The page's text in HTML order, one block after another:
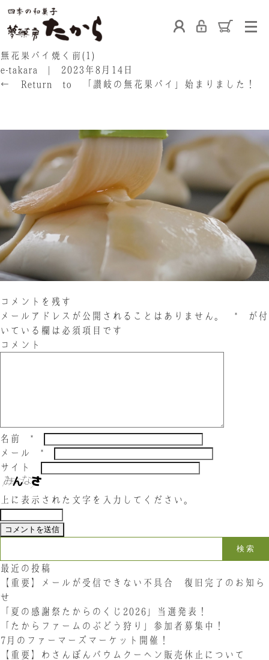
ホーム
たからの上生菓子
ブログ 採用情報
LINE Instagram
無花果パイ焼く前(1)
e-takara
2023年8月14日
←
Return to 「讃岐の無花果パイ」始まりました！
コメントを残す
メールアドレスが公開されることはありません。
* が付
いている欄は必須項目です
コメント
名前 *
メール *
サイト
上に表示された文字を入力してください。
最近の投稿
【重要】メールが受信できない不具合 復旧完了のお知ら
せ
「夏の感謝祭たからのくじ2026」当選発表！
「たからファームのぶどう狩り」参加者募集中！
7月のファーマーズマーケット開催！
【重要】わさんぼんバウムクーヘン販売休止について